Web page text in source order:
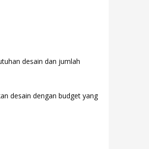
desain dan jumlah
desain dengan budget yang